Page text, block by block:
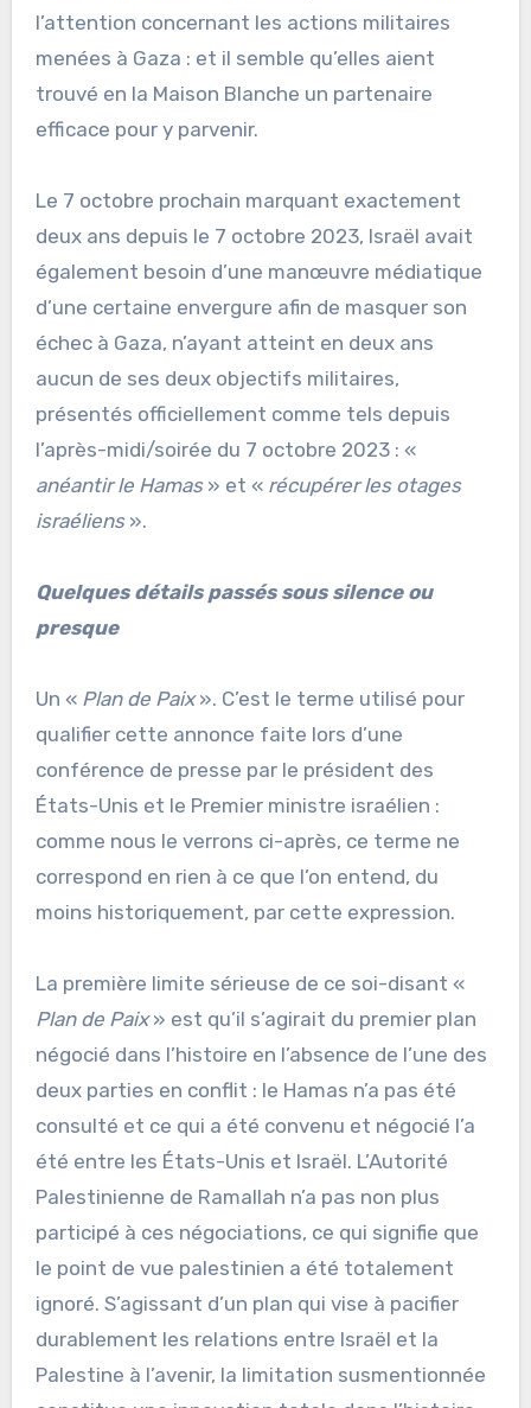
l’attention concernant les actions militaires
menées à Gaza : et il semble qu’elles aient
trouvé en la Maison Blanche un partenaire
efficace pour y parvenir.
Le 7 octobre prochain marquant exactement
deux ans depuis le 7 octobre 2023, Israël avait
également besoin d’une manœuvre médiatique
d’une certaine envergure afin de masquer son
échec à Gaza, n’ayant atteint en deux ans
aucun de ses deux objectifs militaires,
présentés officiellement comme tels depuis
l’après-midi/soirée du 7 octobre 2023 : «
anéantir le Hamas» et « récupérer les otages
israéliens».
Quelques détails passés sous silence ou
presque
Un « Plan de Paix». C’est le terme utilisé pour
qualifier cette annonce faite lors d’une
conférence de presse par le président des
États-Unis et le Premier ministre israélien :
comme nous le verrons ci-après, ce terme ne
correspond en rien à ce que l’on entend, du
moins historiquement, par cette expression.
La première limite sérieuse de ce soi-disant «
Plan de Paix» est qu’il s’agirait du premier plan
négocié dans l’histoire en l’absence de l’une des
deux parties en conflit : le Hamas n’a pas été
consulté et ce qui a été convenu et négocié l’a
été entre les États-Unis et Israël. L’Autorité
Palestinienne de Ramallah n’a pas non plus
participé à ces négociations, ce qui signifie que
le point de vue palestinien a été totalement
ignoré. S’agissant d’un plan qui vise à pacifier
durablement les relations entre Israël et la
Palestine à l’avenir, la limitation susmentionnée